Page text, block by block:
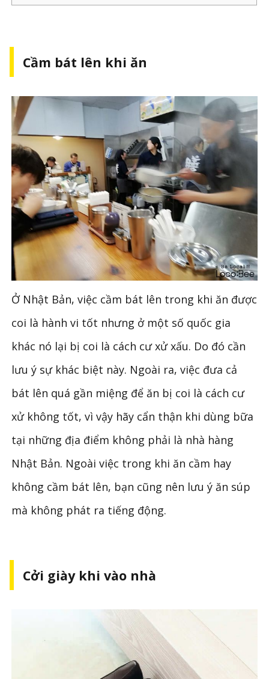
Cầm bát lên khi ăn
Ở Nhật Bản, việc cầm bát lên trong khi ăn được
coi là hành vi tốt nhưng ở một số quốc gia
khác nó lại bị coi là cách cư xử xấu. Do đó cần
lưu ý sự khác biệt này. Ngoài ra, việc đưa cả
bát lên quá gần miệng để ăn bị coi là cách cư
xử không tốt, vì vậy hãy cẩn thận khi dùng bữa
tại những địa điểm không phải là nhà hàng
Nhật Bản. Ngoài việc trong khi ăn cầm hay
không cầm bát lên, bạn cũng nên lưu ý ăn súp
mà không phát ra tiếng động.
Cởi giày khi vào nhà